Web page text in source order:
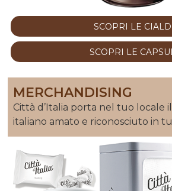
SCOPRI LE
SCOPRI LE
MERCHANDISING
Città d’Italia porta nel tuo locale
italiano amato e riconosciuto in